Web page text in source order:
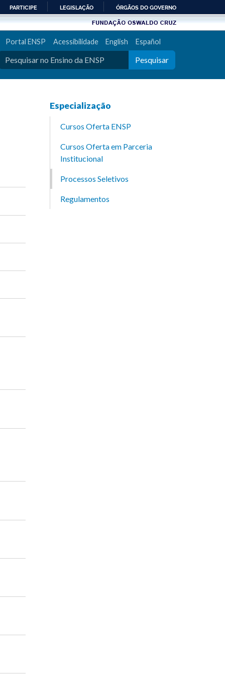
PARTICIPE LEGISLAÇÃO ÓRGÃOS DO GOVERNO
Portal ENSP Acessibilidade English Español
Pesquisar
Especialização
Cursos Oferta ENSP
Cursos Oferta em Parceria
Institucional
Processos Seletivos
Regulamentos